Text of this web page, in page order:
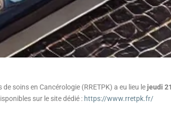
soins en Cancérologie (RRETPK) a eu lieu le jeudi
sur le site dédié : https://www.rretpk.fr/